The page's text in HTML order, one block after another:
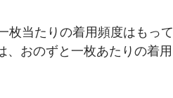
枚当たりの着用頻度はもって
、おのずと一枚あたりの着用